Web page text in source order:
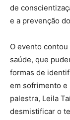
de
e a prevenção
O evento
saúde, que
formas de
em sofrimento e
palestra, Leila
desmistificar o